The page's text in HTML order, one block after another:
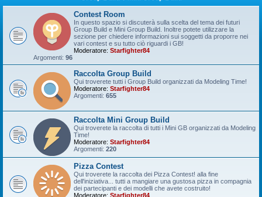
Contest Room
In questo spazio si discuterà sulla scelta del tema dei futuri
Group Build e Mini Group Build. Inoltre potete utilizzare la
sezione per chiedere informazioni sui soggetti da proporre nei
vari contest e su tutto ciò riguardi i GB!
Moderatore: Starfighter84
Argomenti: 96
Raccolta Group Build
Qui troverete tutti i Group Build organizzati da Modeling Time!
Moderatore: Starfighter84
Argomenti: 655
Raccolta Mini Group Build
Qui troverete la raccolta di tutti i Mini GB organizzati da Modeling
Time!
Moderatore: Starfighter84
Argomenti: 220
Pizza Contest
Qui troverete la raccolta dei Pizza Contest! alla fine
dell'iniziativa... tutti a mangiare una gustosa pizza in compagnia
dei partecipanti e dei modelli che avete costruito!
Moderatore: Starfighter84